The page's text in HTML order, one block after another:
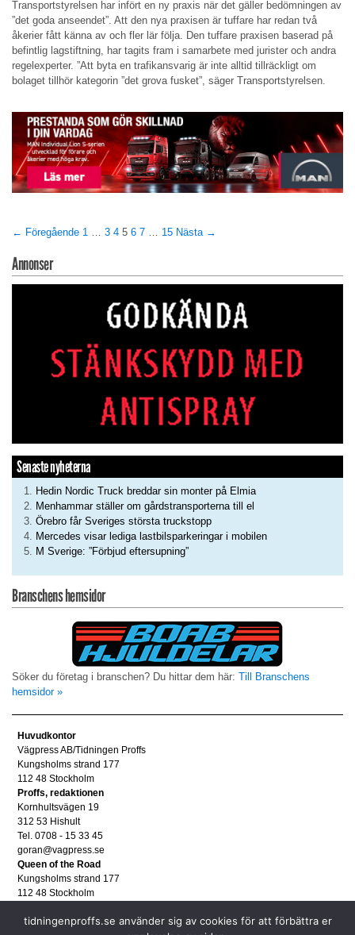
Transportstyrelsen har infört en ny praxis när det gäller bedömningen av
”det goda anseendet”. Att den nya praxisen är tuffare har redan två
åkerier fått känna av och fler lär följa. Den tuffare praxisen baserad på
befintlig lagstiftning, har tagits fram i samarbete med jurister och andra
regelexperter. ”Att byta en trafikansvarig är inte alltid tillräckligt om
bolaget tillhör kategorin ”det grova fusket”, säger Transportstyrelsen.
← Föregående 1 … 3 4 5 6 7 … 15 Nästa →
Annonser
Senaste nyheterna
Hedin Nordic Truck breddar sin monter på Elmia
Menhammar ställer om gårdstransporterna till el
Örebro får Sveriges största truckstopp
Mercedes visar lediga lastbilsparkeringar i mobilen
M Sverige: ”Förbjud eftersupning”
Branschens hemsidor
Söker du företag i branschen? Du hittar dem här: Till Branschens
hemsidor »
Huvudkontor
Vägpress AB/Tidningen Proffs
Kungsholms strand 177
112 48 Stockholm
Proffs, redaktionen
Kornhultsvägen 19
312 53 Hishult
Tel. 0708 - 15 33 45
goran@vagpress.se
Queen of the Road
Kungsholms strand 177
112 48 Stockholm
Tel. 08 - 653 83 80
tidningenproffs.se använder sig av cookies för att förbättra er